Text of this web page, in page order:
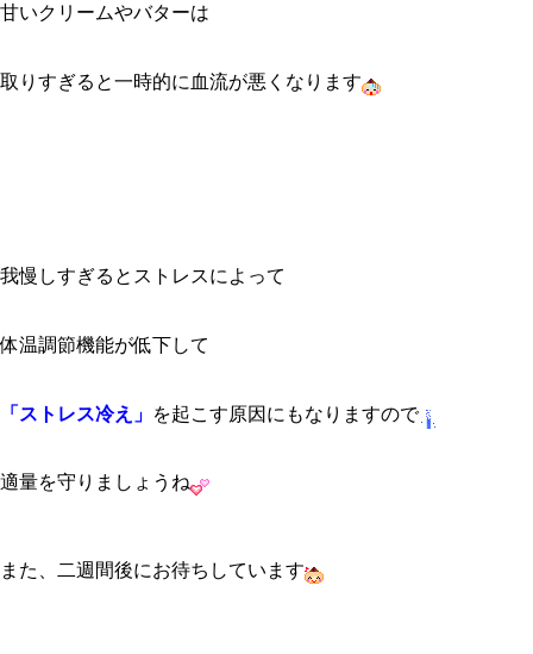
甘いクリームやバターは
取りすぎると一時的に血流が悪くなります
我慢しすぎるとストレスによって
体温調節機能が低下して
「ストレス冷え」 を起こす原因にもなりますので
適量を守りましょうね
また、二週間後にお待ちしています